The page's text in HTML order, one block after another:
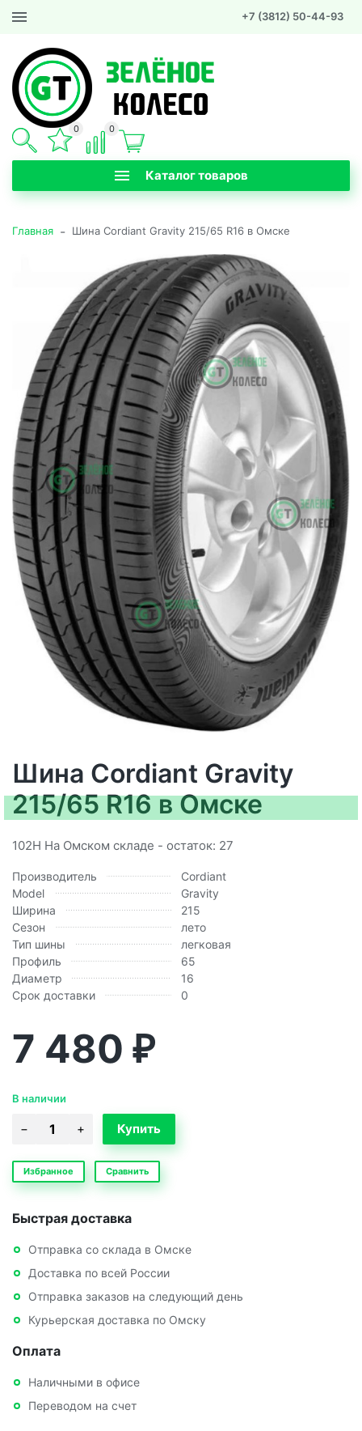
+7 (3812) 50-44-93
Каталог товаров
0 0
Главная - Шина Cordiant Gravity 215/65 R16 в Омске
Шина Cordiant Gravity
215/65 R16 в Омске
102H На Омском складе - остаток: 27
Производитель
Cordiant
Model
Gravity
Ширина
215
Сезон
лето
Тип шины
легковая
Профиль
65
Диаметр
16
Срок доставки
0
7 480 ₽
В наличии
Избранное Сравнить
Быстрая доставка
Отправка со склада в Омске
Доставка по всей России
Отправка заказов на следующий день
Курьерская доставка по Омску
Оплата
Наличными в офисе
Переводом на счет